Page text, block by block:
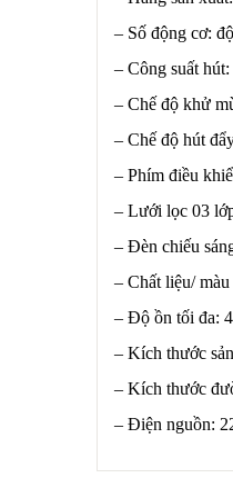
– Số động cơ:
– Công suất
– Chế độ khử
– Chế độ hút
– Phím điều
– Lưới lọc 03
– Đèn chiếu
– Chất liệu/
– Độ ồn tối đa:
– Kích thước
– Kích thước
– Điện nguồn: